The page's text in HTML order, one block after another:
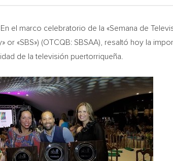
el marco celebratorio de la «Semana de
or «SBS») (OTCQB: SBSAA), resaltó hoy la
de la televisión puertorriqueña.